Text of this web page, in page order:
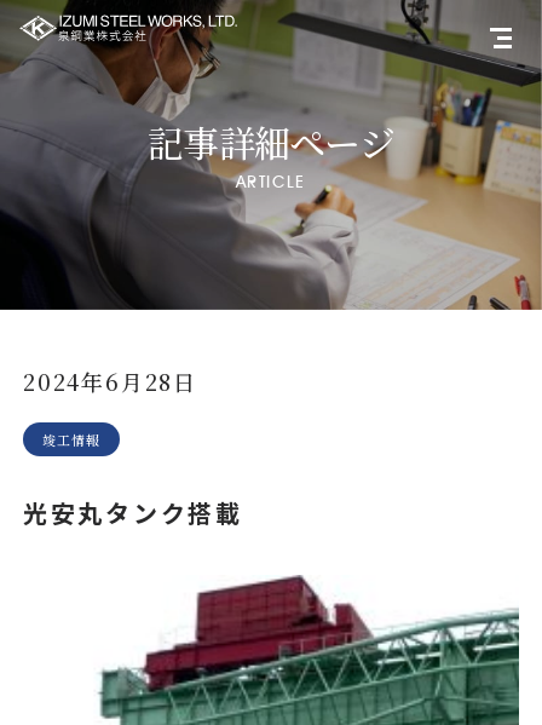
記事詳細ページ
ARTICLE
2024年6月28日
竣工情報
光安丸タンク搭載